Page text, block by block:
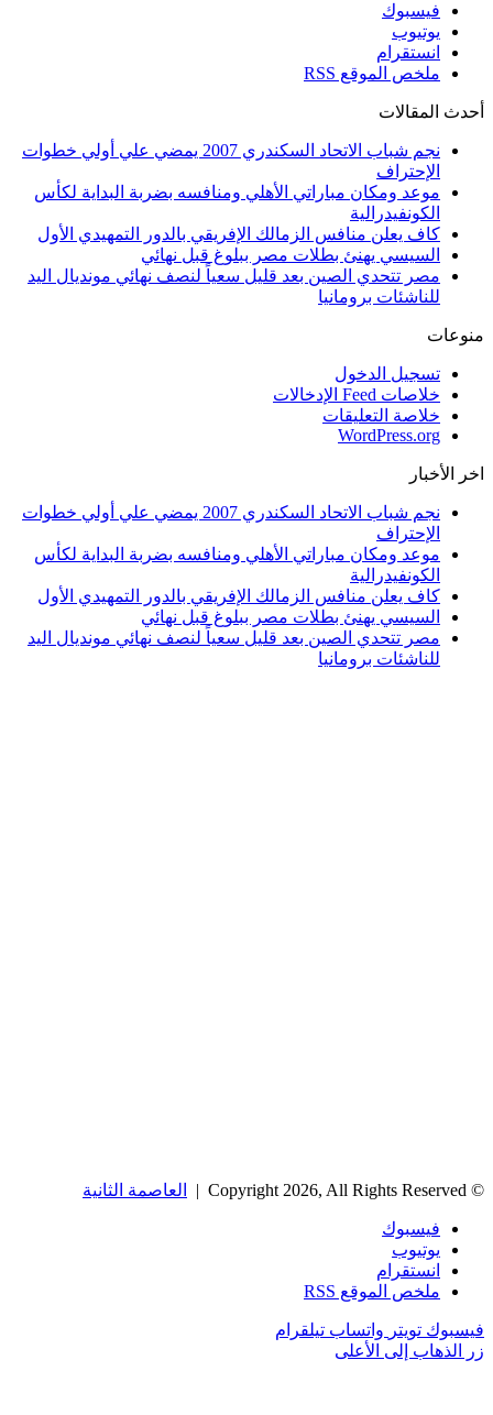
فيسبوك
يوتيوب
انستقرام
ملخص الموقع RSS
أحدث المقالات
نجم شباب الاتحاد السكندري 2007 يمضي علي أولي خطوات
الإحتراف
موعد ومكان مباراتي الأهلي ومنافسه بضربة البداية لكأس
الكونفيدرالية
كاف يعلن منافس الزمالك الإفريقي بالدور التمهيدي الأول
السيسي يهنئ بطلات مصر ببلوغ قبل نهائي
مصر تتحدي الصين بعد قليل سعياً لنصف نهائي مونديال اليد
للناشئات برومانيا
منوعات
تسجيل الدخول
خلاصات Feed الإدخالات
خلاصة التعليقات
WordPress.org
اخر الأخبار
نجم شباب الاتحاد السكندري 2007 يمضي علي أولي خطوات
الإحتراف
موعد ومكان مباراتي الأهلي ومنافسه بضربة البداية لكأس
الكونفيدرالية
كاف يعلن منافس الزمالك الإفريقي بالدور التمهيدي الأول
السيسي يهنئ بطلات مصر ببلوغ قبل نهائي
مصر تتحدي الصين بعد قليل سعياً لنصف نهائي مونديال اليد
للناشئات برومانيا
© Copyright 2026, All Rights Reserved | العاصمة الثانية
فيسبوك
يوتيوب
انستقرام
ملخص الموقع RSS
فيسبوك تويتر واتساب تيلقرام
زر الذهاب إلى الأعلى